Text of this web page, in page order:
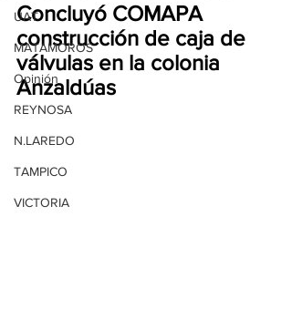
UAT
MATAMOROS
Opinión
REYNOSA
N.LAREDO
TAMPICO
VICTORIA
Concluyó COMAPA
construcción de caja de
válvulas en la colonia
Anzaldúas